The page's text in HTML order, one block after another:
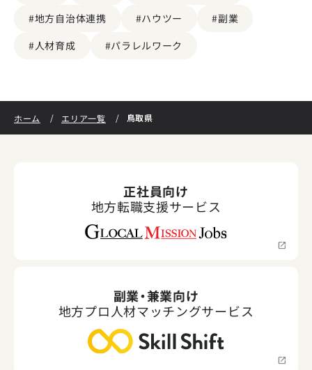
#地方自治体連携
#ハウツー
#副業
#人材育成
#パラレルワーク
ホーム エリア一覧 鳥取県
正社員向け
地方転職支援サービス
副業・兼業向け
地方プロ人材マッチングサービス